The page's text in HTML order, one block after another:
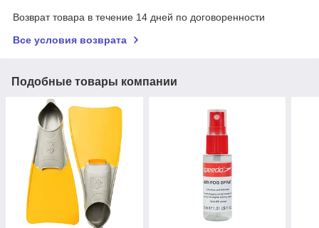
Возврат товара в течение 14 дней по договоренности
Все условия возврата
Подобные товары компании